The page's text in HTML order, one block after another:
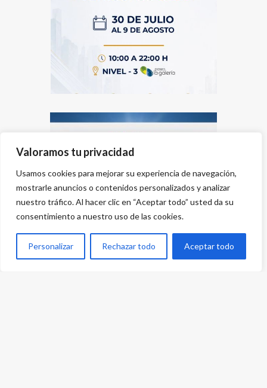
Valoramos tu privacidad
Usamos cookies para mejorar su experiencia de navegación,
mostrarle anuncios o contenidos personalizados y analizar
nuestro tráfico. Al hacer clic en “Aceptar todo” usted da su
consentimiento a nuestro uso de las cookies.
Personalizar Rechazar todo Aceptar todo